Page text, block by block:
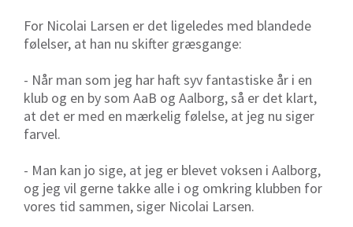
For Nicolai Larsen er det ligeledes med blandede
følelser, at han nu skifter græsgange:
- Når man som jeg har haft syv fantastiske år i en
klub og en by som AaB og Aalborg, så er det klart,
at det er med en mærkelig følelse, at jeg nu siger
farvel.
- Man kan jo sige, at jeg er blevet voksen i Aalborg,
og jeg vil gerne takke alle i og omkring klubben for
vores tid sammen, siger Nicolai Larsen.